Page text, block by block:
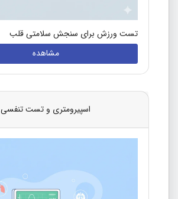
تست ورزش برای سنجش سلامتی قلب
مشاهده
اسپیرومتری و تست تنفسی